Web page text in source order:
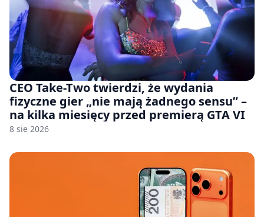
CEO Take-Two twierdzi, że wydania
fizyczne gier „nie mają żadnego sensu” –
na kilka miesięcy przed premierą GTA VI
8 sie 2026